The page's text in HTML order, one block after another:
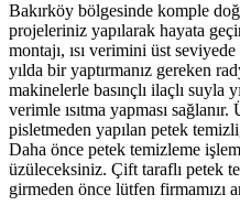
Bakırköy bölgesinde komple
projeleriniz yapılarak hayata
montajı, ısı verimini üst
yılda bir yaptırmanız gereken
makinelerle basınçlı ilaçlı suyla
verimle ısıtma yapması sağlanır.
pisletmeden yapılan petek
Daha önce petek temizleme
üzüleceksiniz. Çift taraflı petek
girmeden önce lütfen firmamızı